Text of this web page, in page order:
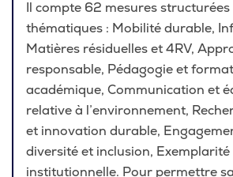
Il compte 62 mesures structurées
thématiques : Mobilité durable,
Matières résiduelles et 4RV,
responsable, Pédagogie et
académique, Communication et
relative à l’environnement,
et innovation durable,
diversité et inclusion,
institutionnelle. Pour permettre